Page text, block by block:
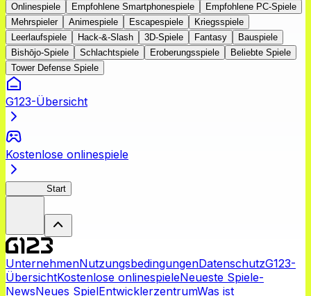
Onlinespiele
Empfohlene Smartphonespiele
Empfohlene PC-Spiele
Mehrspieler
Animespiele Escapespiele
Kriegsspiele
Leerlaufspiele
Hack-&-Slash 3D-Spiele Fantasy
Bauspiele
Bishōjo-Spiele
Schlachtspiele Eroberungsspiele
Beliebte Spiele
Tower Defense Spiele
G123-Übersicht
Kostenlose onlinespiele
Start
UnternehmenNutzungsbedingungenDatenschutzG123-
ÜbersichtKostenlose onlinespieleNeueste Spiele-
NewsNeues SpielEntwicklerzentrumWas ist